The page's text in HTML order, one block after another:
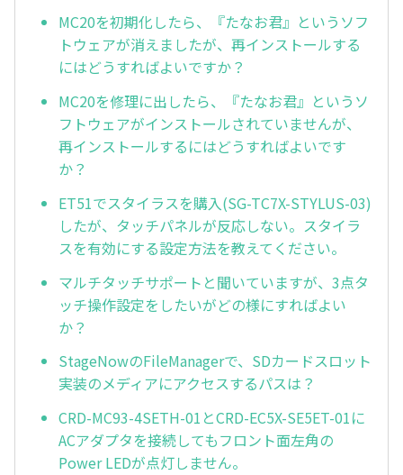
MC20を初期化したら、『たなお君』というソフ
トウェアが消えましたが、再インストールする
にはどうすればよいですか？
MC20を修理に出したら、『たなお君』というソ
フトウェアがインストールされていませんが、
再インストールするにはどうすればよいです
か？
ET51でスタイラスを購入(SG-TC7X-STYLUS-03)
したが、タッチパネルが反応しない。スタイラ
スを有効にする設定方法を教えてください。
マルチタッチサポートと聞いていますが、3点タ
ッチ操作設定をしたいがどの様にすればよい
か？
StageNowのFileManagerで、SDカードスロット
実装のメディアにアクセスするパスは？
CRD-MC93-4SETH-01とCRD-EC5X-SE5ET-01に
ACアダプタを接続してもフロント面左角の
Power LEDが点灯しません。